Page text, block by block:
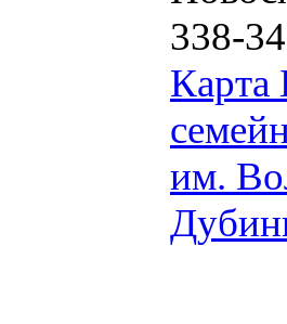
338-
Карта
им.